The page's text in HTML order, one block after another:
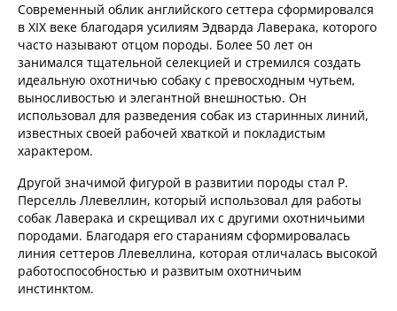
Современный облик английского сеттера сформировался
в XIX веке благодаря усилиям Эдварда Лаверака, которого
часто называют отцом породы. Более 50 лет он
занимался тщательной селекцией и стремился создать
идеальную охотничью собаку с превосходным чутьем,
выносливостью и элегантной внешностью. Он
использовал для разведения собак из старинных линий,
известных своей рабочей хваткой и покладистым
характером.
Другой значимой фигурой в развитии породы стал Р.
Перселль Ллевеллин, который использовал для работы
собак Лаверака и скрещивал их с другими охотничьими
породами. Благодаря его стараниям сформировалась
линия сеттеров Ллевеллина, которая отличалась высокой
работоспособностью и развитым охотничьим
инстинктом.